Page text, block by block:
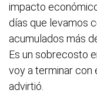
impacto
días que levamos
acumulados más
Es un sobrecosto
voy a terminar con
advirtió.